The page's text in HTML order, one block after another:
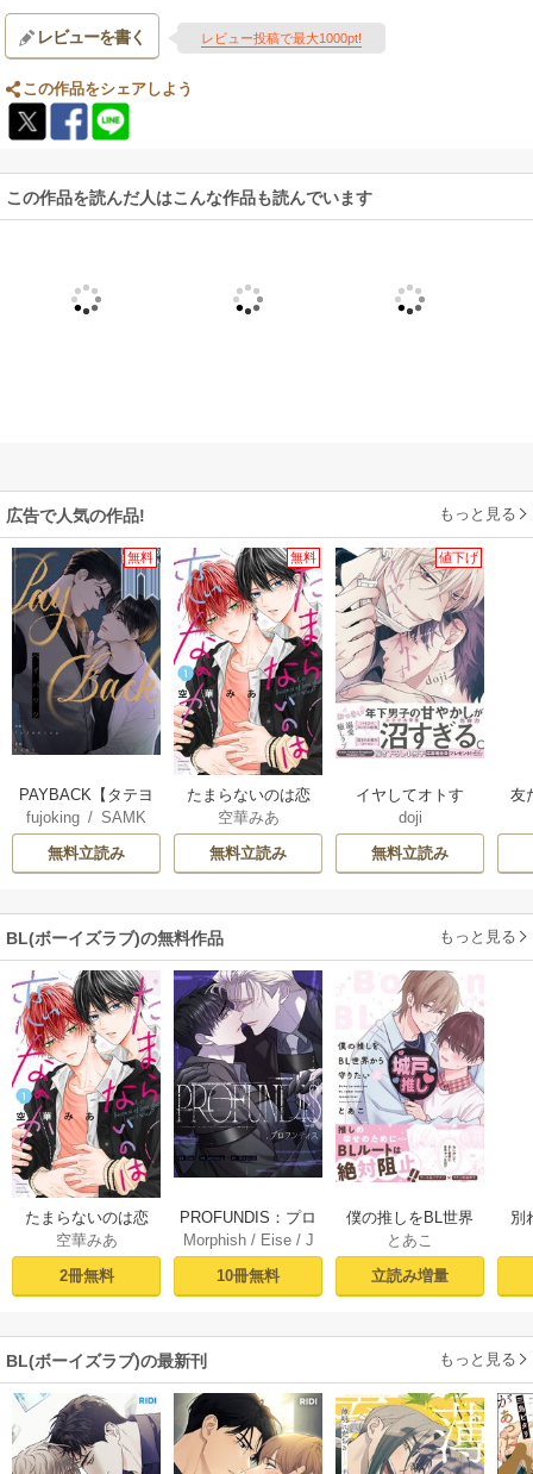
レビューを書く レビュー投稿で最大1000pt!
この作品をシェアしよう
この作品を読んだ人はこんな作品も読んでいます
広告で人気の作品! もっと見る
無料
PAYBACK【タテヨ
ミ】
fujoking /SAMK
無料立読み
無料
たまらないのは恋
なのか
空華みあ
無料立読み
値下げ
イヤしてオトす
【コミックス版】
doji
無料立読み
友
BL(ボーイズラブ)の無料作品 もっと見る
たまらないのは恋
なのか（１）【シ
ーモア限定特典付
き】
空華みあ
2冊無料
PROFUNDIS：プロ
フンディス【タテ
ヨミ】1
Morphish/ Eise/ J
aeyoung
10冊無料
僕の推しをBL世界
から守りたい【シ
ーモア限定特典付
き電子単行本】 上
とあこ
立読み増量
別
BL(ボーイズラブ)の最新刊 もっと見る